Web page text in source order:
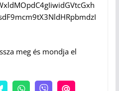
meg és mondja el